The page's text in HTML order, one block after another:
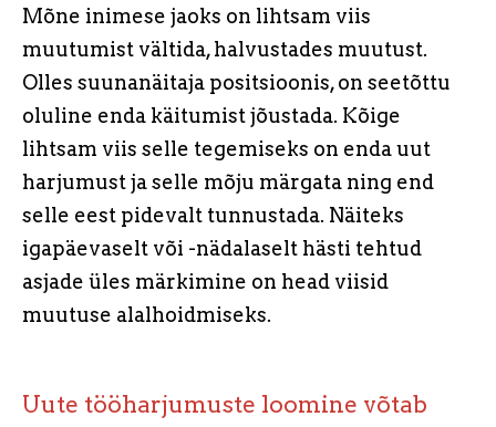
Mõne inimese jaoks on lihtsam viis
muutumist vältida, halvustades muutust.
Olles suunanäitaja positsioonis, on seetõttu
oluline enda käitumist jõustada. Kõige
lihtsam viis selle tegemiseks on enda uut
harjumust ja selle mõju märgata ning end
selle eest pidevalt tunnustada. Näiteks
igapäevaselt või -nädalaselt hästi tehtud
asjade üles märkimine on head viisid
muutuse alalhoidmiseks.
Uute tööharjumuste loomine võtab